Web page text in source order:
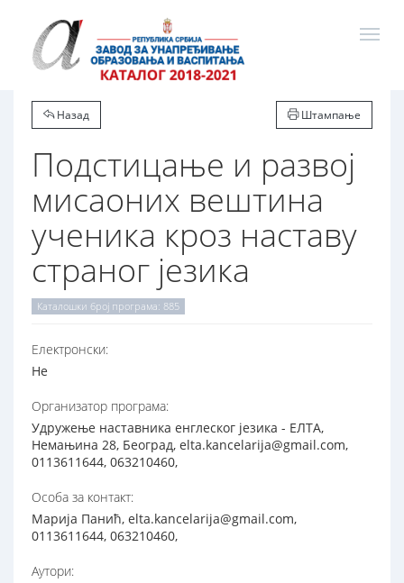
Назад Штампање
Подстицање и развој
мисаоних вештина
ученика кроз наставу
страног језика
Каталошки број програма: 885
Електронски:
Не
Организатор програма:
Удружење наставника енглеског језика - ЕЛТА,
Немањина 28, Београд, elta.kancelarija@gmail.com,
0113611644, 063210460,
Особа за контакт:
Марија Панић, elta.kancelarija@gmail.com,
0113611644, 063210460,
Аутори: